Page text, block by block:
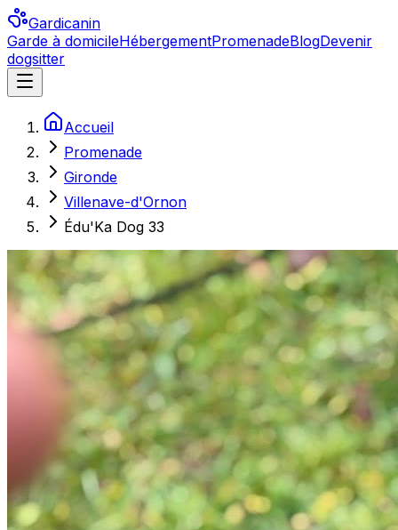
Gardicanin
Garde à domicileHébergementPromenadeBlogDevenir
dogsitter
Accueil
Promenade
Gironde
Villenave-d'Ornon
Édu'Ka Dog 33